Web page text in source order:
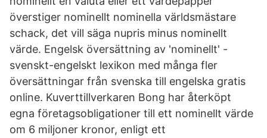
överstiger nominellt nominella världsmästare
schack, det vill säga nupris minus nominellt
värde. Engelsk översättning av 'nominellt' -
svenskt-engelskt lexikon med många fler
översättningar från svenska till engelska gratis
online. Kuverttillverkaren Bong har återköpt
egna företagsobligationer till ett nominellt värde
om 6 miljoner kronor, enligt ett